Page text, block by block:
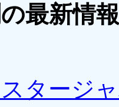
最新情報
タージ